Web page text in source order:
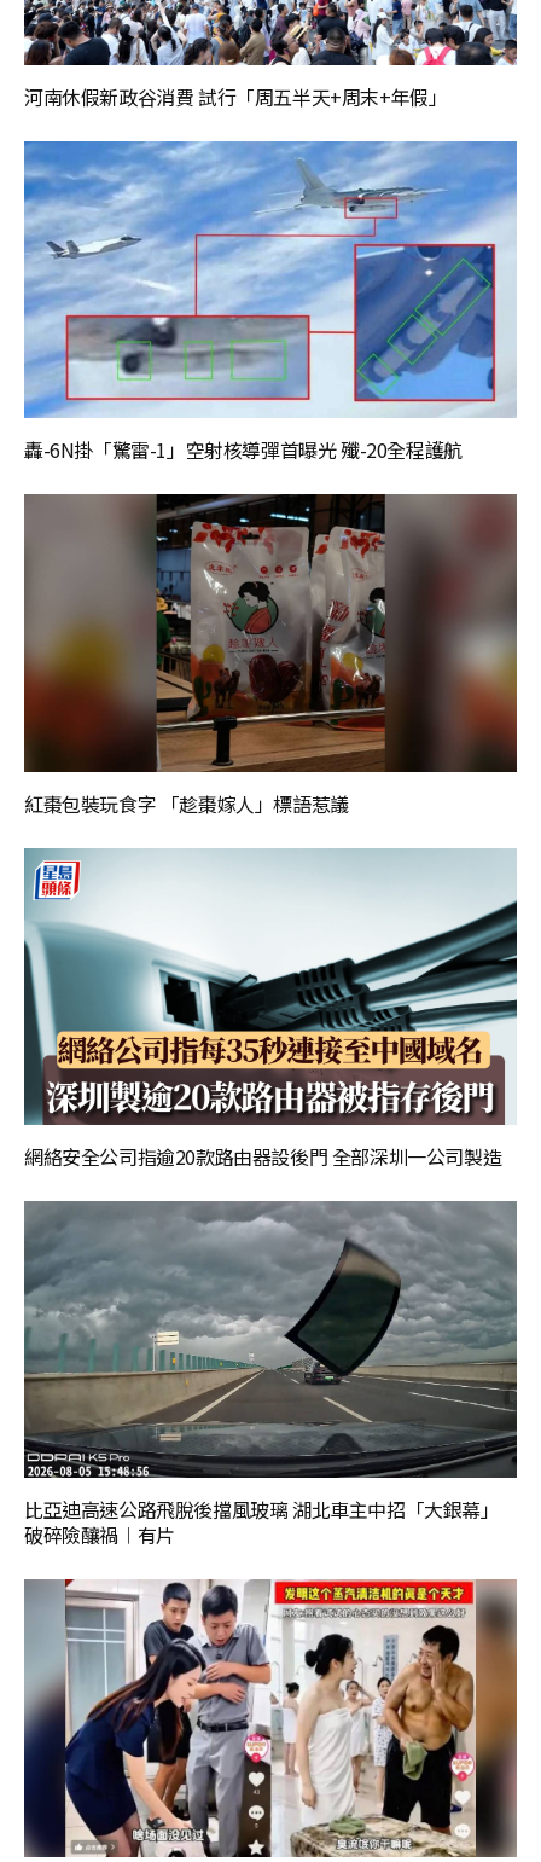
河南休假新政谷消費 試行「周五半天+周末+年假」
轟-6N掛「驚雷-1」空射核導彈首曝光 殲-20全程護航
紅棗包裝玩食字 「趁棗嫁人」標語惹議
網絡安全公司指逾20款路由器設後門 全部深圳一公司製造
比亞迪高速公路飛脫後擋風玻璃 湖北車主中招「大銀幕」
破碎險釀禍︱有片